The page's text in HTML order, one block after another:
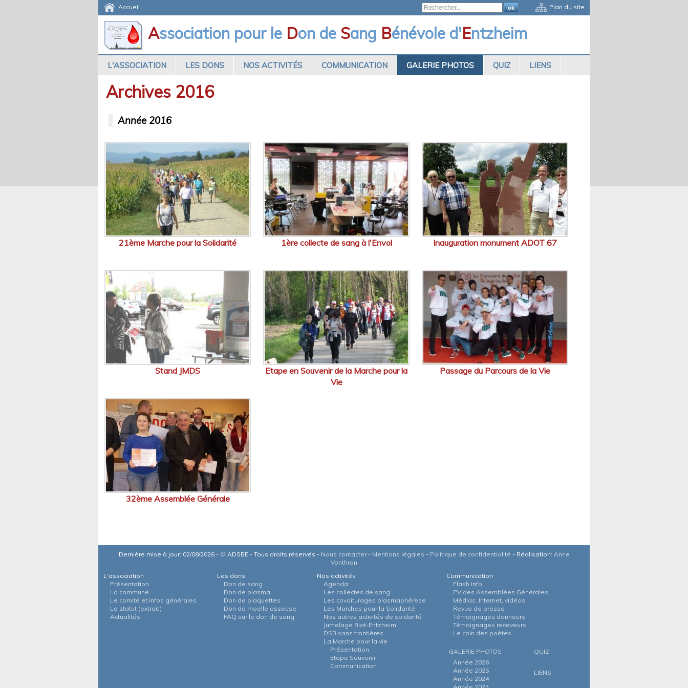
Accueil Plan du site
Association pour le Don de Sang Bénévole d'Entzheim
L'ASSOCIATION LES DONS NOS ACTIVITÉS COMMUNICATION GALERIE PHOTOS QUIZ LIENS
Archives 2016
Année 2016
21ème Marche pour la Solidarité 1ère collecte de sang à l'Envol Inauguration monument ADOT 67
Stand JMDS
Etape en Souvenir de la Marche pour la
Vie
Passage du Parcours de la Vie
32ème Assemblée Générale
Dernière mise à jour: 02/08/2026 - © ADSBE - Tous droits réservés - Nous contacter- Mentions légales - Politique de confidentialité - Réalisation: Anne
Vonthron
L'association
Présentation
La commune
Le comité et infos générales
Le statut (extrait)
Actualités
Les dons
Don de sang
Don de plasma
Don de plaquettes
Don de moelle osseuse
FAQ sur le don de sang
Nos activités
Agenda
Les collectes de sang
Les covoiturages plasmaphérèse
Les Marches pour la Solidarité
Nos autres activités de soidarité
Jumelage Biot-Entzheim
DSB sans frontières
La Marche pour la vie
Présentation
Etape Souvenir
Communication
Communication
Flash Info
PV des Assemblées Générales
Médias, Internet, vidéos
Revue de presse
Témoignages donneurs
Témoignages receveurs
Le coin des poètes
GALERIE PHOTOS
Année 2026
Année 2025
Année 2024
QUIZ
LIENS